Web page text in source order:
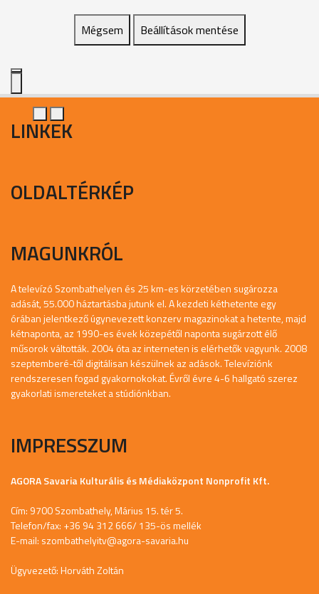
Mégsem Beállítások mentése
LINKEK
OLDALTÉRKÉP
MAGUNKRÓL
A televízó Szombathelyen és 25 km-es körzetében sugározza
adását, 55.000 háztartásba jutunk el. A kezdeti kéthetente egy
órában jelentkező úgynevezett konzerv magazinokat a hetente, majd
kétnaponta, az 1990-es évek közepétől naponta sugárzott élő
műsorok váltották. 2004 óta az interneten is elérhetők vagyunk. 2008
szeptemberé-től digitálisan készülnek az adások. Televíziónk
rendszeresen fogad gyakornokokat. Évről évre 4-6 hallgató szerez
gyakorlati ismereteket a stúdiónkban.
IMPRESSZUM
AGORA Savaria Kulturális és Médiaközpont Nonprofit Kft.
Cím: 9700 Szombathely, Márius 15. tér 5.
Telefon/fax: +36 94 312 666/ 135-ös mellék
E-mail: szombathelyitv@agora-savaria.hu
Ügyvezető: Horváth Zoltán